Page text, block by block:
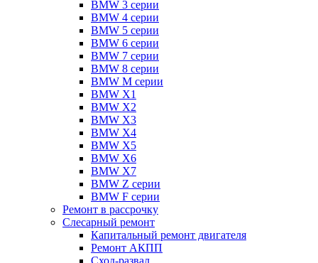
BMW 3 серии
BMW 4 серии
BMW 5 серии
BMW 6 серии
BMW 7 серии
BMW 8 серии
BMW M серии
BMW X1
BMW X2
BMW X3
BMW X4
BMW X5
BMW X6
BMW X7
BMW Z серии
BMW F серии
Ремонт в рассрочку
Слесарный ремонт
Капитальный ремонт двигателя
Ремонт АКПП
Сход-развал